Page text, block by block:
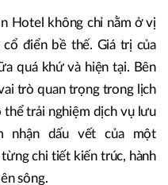
Hotel không chỉ nằm ở vị
điển bề thế. Giá trị của
quá khứ và hiện tại. Bên
trò quan trọng trong lịch
thể trải nghiệm dịch vụ lưu
nhận dấu vết của một
chi tiết kiến trúc, hành
sông.